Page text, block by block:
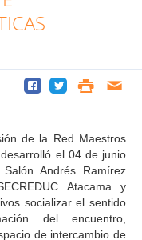
de la Red Maestros
el 04 de junio
Andrés Ramírez
Atacama y
socializar el sentido
del encuentro,
de intercambio de